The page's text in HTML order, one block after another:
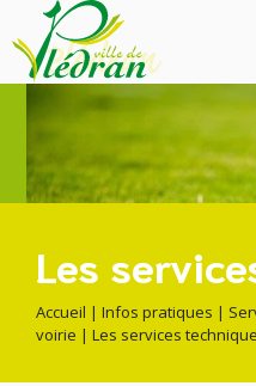
principal
au
contenu
Les
Accueil | Infos pratiques |
voirie | Les services